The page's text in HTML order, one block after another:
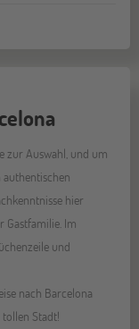
zur Auswahl, und um
hier
Gastfamilie. Im
und
nach Barcelona
Stadt!